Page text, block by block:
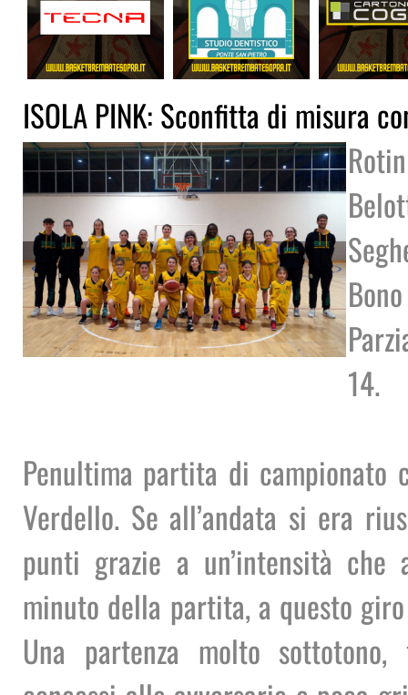
ISOLA PINK: Sconfitta di misura
14.
Penultima partita di campionato
Verdello. Se all’andata si era
punti grazie a un’intensità che
minuto della partita, a questo
Una partenza molto